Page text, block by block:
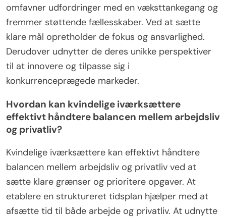
omfavner udfordringer med en væksttankegang og
fremmer støttende fællesskaber. Ved at sætte
klare mål opretholder de fokus og ansvarlighed.
Derudover udnytter de deres unikke perspektiver
til at innovere og tilpasse sig i
konkurrenceprægede markeder.
Hvordan kan kvindelige iværksættere
effektivt håndtere balancen mellem arbejdsliv
og privatliv?
Kvindelige iværksættere kan effektivt håndtere
balancen mellem arbejdsliv og privatliv ved at
sætte klare grænser og prioritere opgaver. At
etablere en struktureret tidsplan hjælper med at
afsætte tid til både arbejde og privatliv. At udnytte